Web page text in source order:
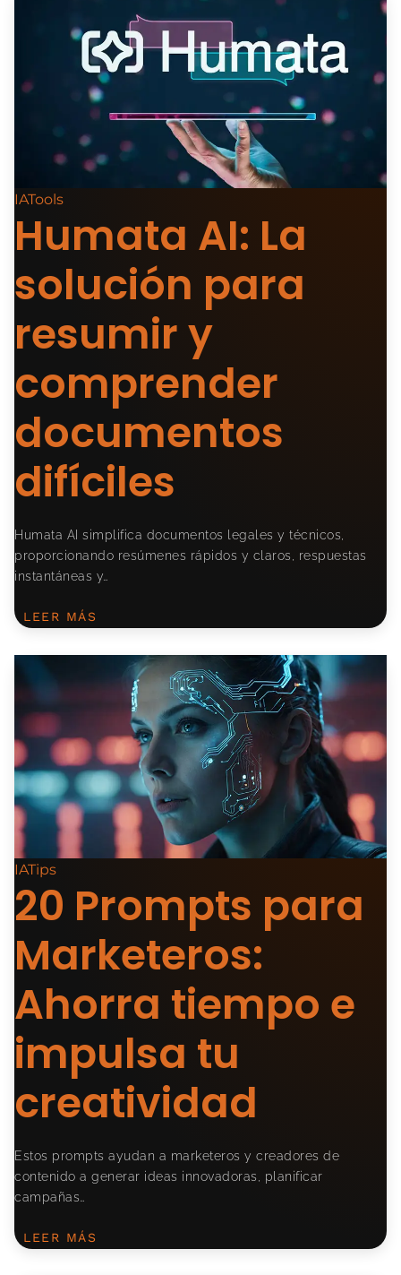
IATools
Humata AI: La
solución para
resumir y
comprender
documentos
difíciles
Humata AI simplifica documentos legales y técnicos,
proporcionando resúmenes rápidos y claros, respuestas
instantáneas y…
LEER MÁS
IATips
20 Prompts para
Marketeros:
Ahorra tiempo e
impulsa tu
creatividad
Estos prompts ayudan a marketeros y creadores de
contenido a generar ideas innovadoras, planificar
campañas…
LEER MÁS